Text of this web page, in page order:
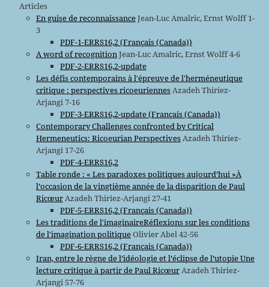
Articles
En guise de reconnaissanceJean-Luc Amalric, Ernst Wolff 1-
3
PDF-1-ERRS16,2 (Français (Canada))
A word of recognitionJean-Luc Amalric, Ernst Wolff 4-6
PDF-2-ERRS16,2-update
Les défis contemporains à l'épreuve de l'herméneutique
critique : perspectives ricoeuriennesAzadeh Thiriez-
Arjangi 7-16
PDF-3-ERRS16,2-update (Français (Canada))
Contemporary Challenges confronted by Critical
Hermeneutics: Ricoeurian PerspectivesAzadeh Thiriez-
Arjangi 17-26
PDF-4-ERRS16,2
Table ronde : « Les paradoxes politiques aujourd’hui »À
l’occasion de la vingtième année de la disparition de Paul
RicœurAzadeh Thiriez-Arjangi 27-41
PDF-5-ERRS16,2 (Français (Canada))
Les traditions de l'imaginaireRéflexions sur les conditions
de l'imagination politiqueOlivier Abel 42-56
PDF-6-ERRS16,2 (Français (Canada))
Iran, entre le règne de l’idéologie et l’éclipse de l’utopie Une
lecture critique à partir de Paul RicœurAzadeh Thiriez-
Arjangi 57-76